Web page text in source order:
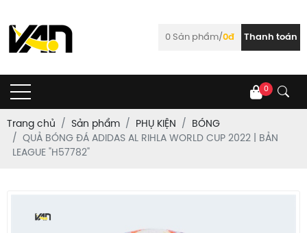
0 Sản phẩm/0đ Thanh toán
0
Trang chủ Sản phẩm PHỤ KIỆN
BÓNG
QUẢ BÓNG ĐÁ ADIDAS AL RIHLA WORLD CUP 2022 | BẢN
LEAGUE "H57782"